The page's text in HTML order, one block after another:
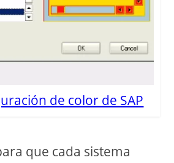
de color de SAP
que cada sistema